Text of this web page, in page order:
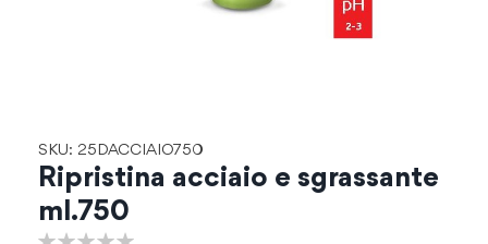
SKU: 25DACCIAIO750
Ripristina acciaio e sgrassante
ml.750
all'inizio
galleria